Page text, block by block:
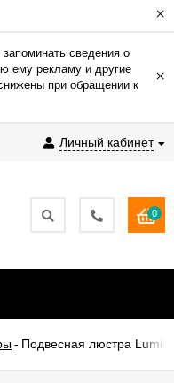
×
сведения о
ему рекламу и другие
при обращении к
×
Личный кабинет
0
- Подвесная люстра